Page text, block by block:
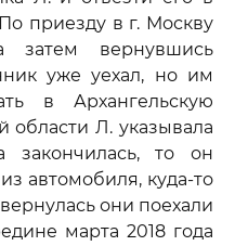
приезду в г. Москву
затем вернувшись
уже уехал, но им
в Архангельскую
области Л. указывала
закончилась, то он
автомобиля, куда-то
они поехали
марта 2018 года